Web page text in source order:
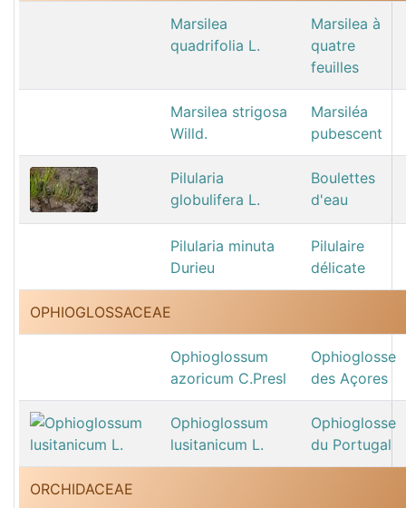
Marsilea
quadrifolia L.
Marsilea à
quatre
feuilles
Marsilea strigosa
Willd.
Marsiléa
pubescent
Pilularia
globulifera L.
Boulettes
d'eau
Pilularia minuta
Durieu
Pilulaire
délicate
OPHIOGLOSSACEAE
Ophioglossum
azoricum C.Presl
Ophioglosse
des Açores
Ophioglossum
lusitanicum L.
Ophioglosse
du Portugal
ORCHIDACEAE